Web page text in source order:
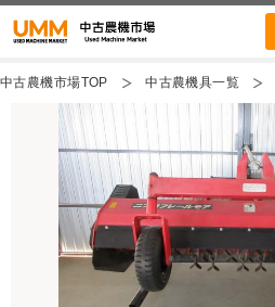
中古農機市場TOP 中古農機具一覧